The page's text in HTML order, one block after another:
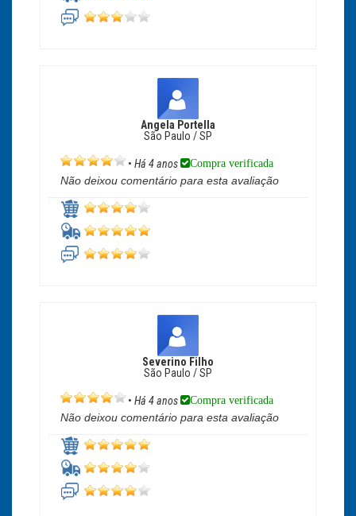
Angela Portella
São Paulo / SP
• Há 4 anos Compra verificada
Não deixou comentário para esta avaliação
Severino Filho
São Paulo / SP
• Há 4 anos Compra verificada
Não deixou comentário para esta avaliação